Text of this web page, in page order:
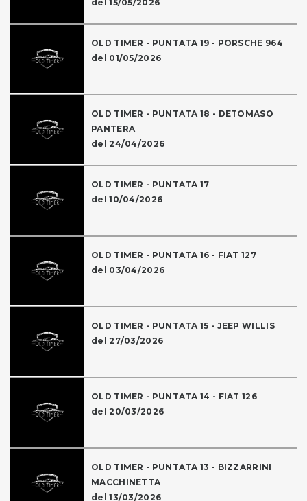
del 15/05/2026
OLD TIMER - PUNTATA 19 - PORSCHE 964
del 01/05/2026
OLD TIMER - PUNTATA 18 - DETOMASO
PANTERA
del 24/04/2026
OLD TIMER - PUNTATA 17
del 10/04/2026
OLD TIMER - PUNTATA 16 - FIAT 127
del 03/04/2026
OLD TIMER - PUNTATA 15 - JEEP WILLIS
del 27/03/2026
OLD TIMER - PUNTATA 14 - FIAT 126
del 20/03/2026
OLD TIMER - PUNTATA 13 - BIZZARRINI
MACCHINETTA
del 13/03/2026